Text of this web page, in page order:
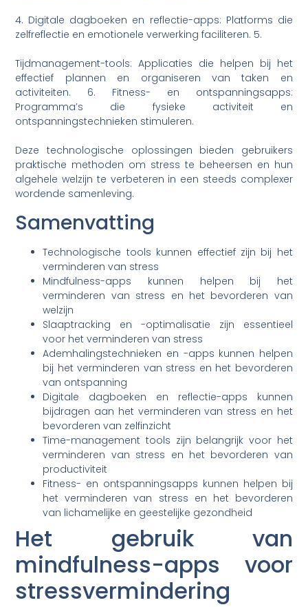
4. Digitale dagboeken en reflectie-apps: Platforms die
zelfreflectie en emotionele verwerking faciliteren. 5.
Tijdmanagement-tools: Applicaties die helpen bij het
effectief plannen en organiseren van taken en
activiteiten. 6. Fitness- en ontspanningsapps:
Programma’s die fysieke activiteit en
ontspanningstechnieken stimuleren.
Deze technologische oplossingen bieden gebruikers
praktische methoden om stress te beheersen en hun
algehele welzijn te verbeteren in een steeds complexer
wordende samenleving.
Samenvatting
Technologische tools kunnen effectief zijn bij het
verminderen van stress
Mindfulness-apps kunnen helpen bij het
verminderen van stress en het bevorderen van
welzijn
Slaaptracking en -optimalisatie zijn essentieel
voor het verminderen van stress
Ademhalingstechnieken en -apps kunnen helpen
bij het verminderen van stress en het bevorderen
van ontspanning
Digitale dagboeken en reflectie-apps kunnen
bijdragen aan het verminderen van stress en het
bevorderen van zelfinzicht
Time-management tools zijn belangrijk voor het
verminderen van stress en het bevorderen van
productiviteit
Fitness- en ontspanningsapps kunnen helpen bij
het verminderen van stress en het bevorderen
van lichamelijke en geestelijke gezondheid
Het gebruik van
mindfulness-apps voor
stressvermindering